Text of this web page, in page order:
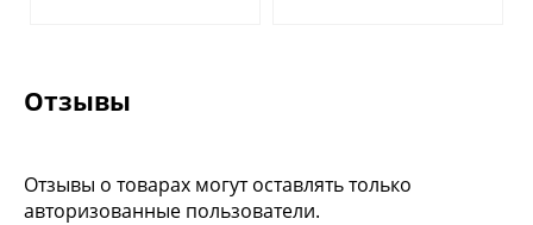
Отзывы
Отзывы о товарах могут оставлять только
авторизованные пользователи.